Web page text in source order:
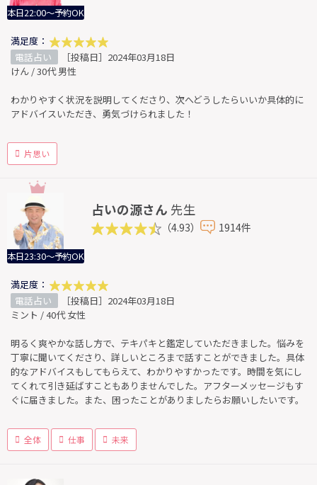
本日22:00～予約OK
満足度：
電話占い
［投稿日］2024年03月18日
けん / 30代 男性
わかりやすく状況を説明してくださり、次へどうしたらいいか具体的に
アドバイスいただき、勇気づけられました！
片思い
本日23:30～予約OK
占いの源さん 先生
（4.93） 1914件
満足度：
電話占い
［投稿日］2024年03月18日
ミント / 40代 女性
明るく爽やかな話し方で、テキパキと鑑定していただきました。悩みを
丁寧に聞いてくださり、詳しいところまで話すことができました。具体
的なアドバイスもしてもらえて、わかりやすかったです。時間を気にし
てくれて引き延ばすこともありませんでした。アフターメッセージもす
ぐに届きました。また、困ったことがありましたらお願いしたいです。
全体 仕事 未来